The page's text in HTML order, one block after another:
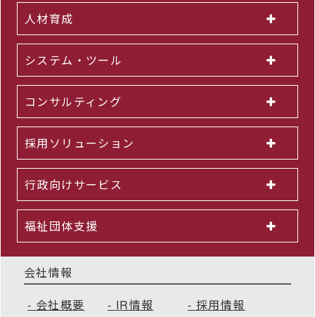
人材育成
システム・ツール
コンサルティング
採用ソリューション
行政向けサービス
福祉団体支援
会社情報
会社概要
IR情報
採用情報